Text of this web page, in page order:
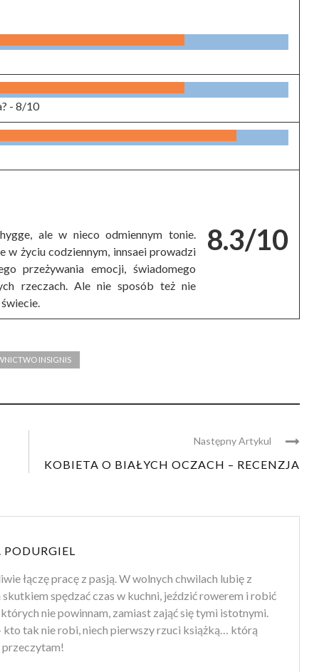
- 8/10
8.3/10
ale w nieco odmiennym tonie.
w życiu codziennym, innsaei prowadzi
przeżywania emocji, świadomego
rzeczach. Ale nie sposób też nie
INSIGNIS
Następny Artykul
KOBIETA O BIAŁYCH OCZACH – RECENZJA
łączę pracę z pasją. W wolnych chwilach lubię z
skutkiem spędzać czas w kuchni, jeździć rowerem i robić
nie powinnam, zamiast zająć się tymi istotnymi.
kto tak nie robi, niech pierwszy rzuci książką… którą
przeczytam!